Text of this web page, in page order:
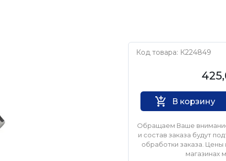
Код товара: К224849
В корзину
Обращаем Ваше
и состав заказа будут
обработки заказа. Цены
магазинах